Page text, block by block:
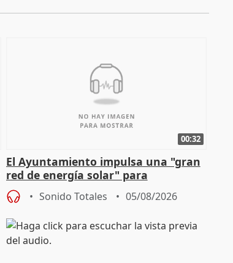
00:32
El Ayuntamiento impulsa una "gran
red de energía solar" para
autoconsumo
Sonido Totales 05/08/2026